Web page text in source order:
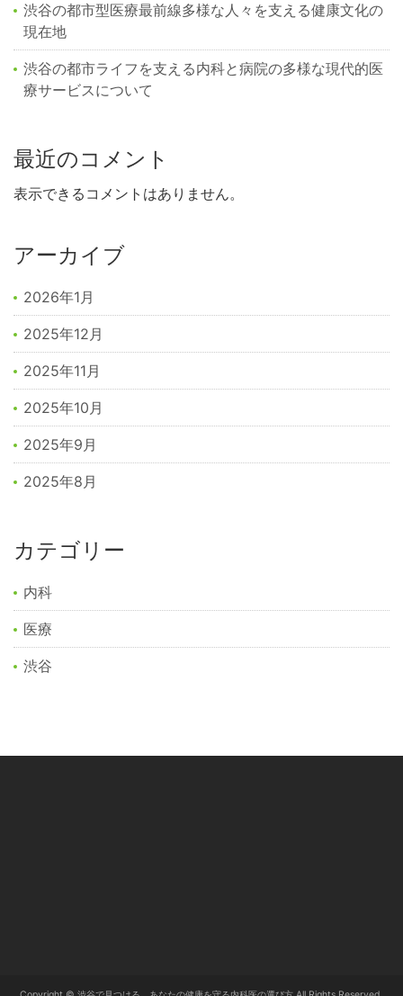
渋谷の都市型医療最前線多様な人々を支える健康文化の
現在地
渋谷の都市ライフを支える内科と病院の多様な現代的医
療サービスについて
最近のコメント
表示できるコメントはありません。
アーカイブ
2026年1月
2025年12月
2025年11月
2025年10月
2025年9月
2025年8月
カテゴリー
内科
医療
渋谷